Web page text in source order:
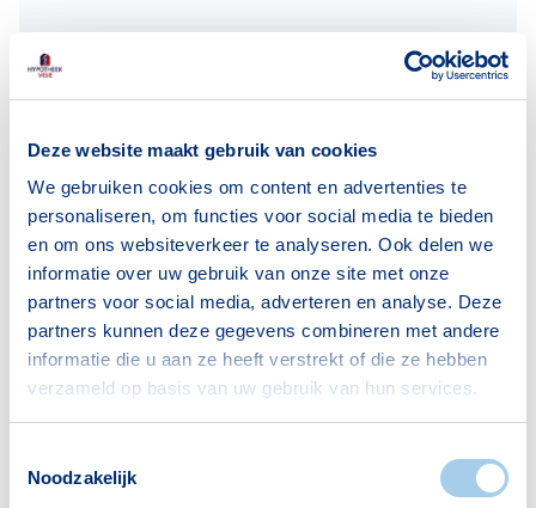
Deze website maakt gebruik van cookies
We gebruiken cookies om content en advertenties te
personaliseren, om functies voor social media te bieden
en om ons websiteverkeer te analyseren. Ook delen we
informatie over uw gebruik van onze site met onze
partners voor social media, adverteren en analyse. Deze
partners kunnen deze gegevens combineren met andere
informatie die u aan ze heeft verstrekt of die ze hebben
verzameld op basis van uw gebruik van hun services.
NoodzakelijkHypotheekbelofterapport
aanvragen is snel en